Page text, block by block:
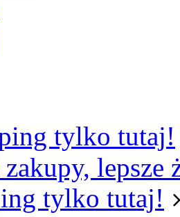
lepsze
tylko tutaj!